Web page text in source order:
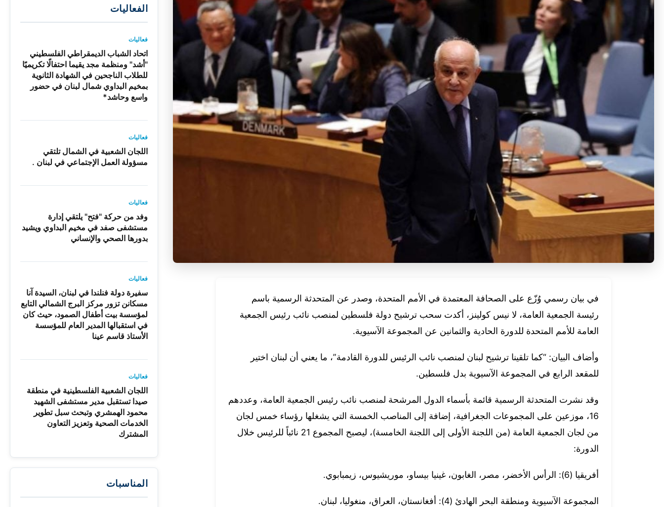
في بيان رسمي وُزّع على الصحافة المعتمدة في الأمم المتحدة، وصدر عن المتحدثة الرسمية باسم
رئيسة الجمعية العامة، لا نيس كولينز، أكدت سحب ترشيح دولة فلسطين لمنصب نائب رئيس الجمعية
العامة للأمم المتحدة للدورة الحادية والثمانين عن المجموعة الآسيوية.
وأضاف البيان: “كما تلقينا ترشيح لبنان لمنصب نائب الرئيس للدورة القادمة”، ما يعني أن لبنان اختير
للمقعد الرابع في المجموعة الآسيوية بدل فلسطين.
وقد نشرت المتحدثة الرسمية قائمة بأسماء الدول المرشحة لمنصب نائب رئيس الجمعية العامة، وعددهم
16، موزعين على المجموعات الجغرافية، إضافة إلى المناصب الخمسة التي يشغلها رؤساء خمس لجان
من لجان الجمعية العامة (من اللجنة الأولى إلى اللجنة الخامسة)، ليصبح المجموع 21 نائباً للرئيس خلال
الدورة:
أفريقيا (6): الرأس الأخضر، مصر، الغابون، غينيا بيساو، موريشيوس، زيمبابوي.
المجموعة الآسيوية ومنطقة البحر الهادئ (4): أفغانستان، العراق، منغوليا، لبنان.
الفعاليات
فعاليات
اتحاد الشباب الديمقراطي الفلسطيني
"أشد" ومنظمة مجد يقيما احتفالًا تكريميًا
للطلاب الناجحين في الشهادة الثانوية
بمخيم البداوي شمال لبنان في حضور
واسع وحاشد*
فعاليات
اللجان الشعبية في الشمال تلتقي
مسؤولة العمل الإجتماعي في لبنان .
فعاليات
وفد من حركة "فتح" يلتقي إدارة
مستشفى صفد في مخيم البداوي ويشيد
بدورها الصحي والإنساني
فعاليات
سفيرة دولة فنلندا في لبنان، السيدة آنا
مسكانن تزور مركز البرج الشمالي التابع
لمؤسسة بيت أطفال الصمود، حيث كان
في استقبالها المدير العام للمؤسسة
الأستاذ قاسم عينا
فعاليات
اللجان الشعبية الفلسطينية في منطقة
صيدا تستقبل مدير مستشفى الشهيد
محمود الهمشري وتبحث سبل تطوير
الخدمات الصحية وتعزيز التعاون
المشترك
المناسبات